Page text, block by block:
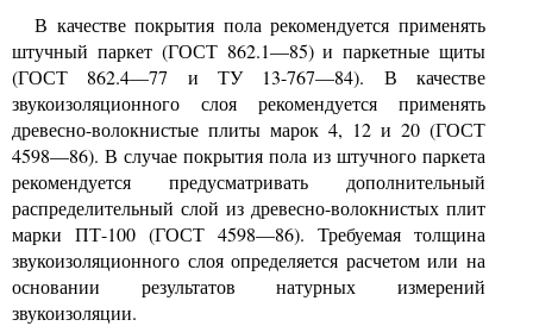
В качестве покрытия пола рекомендуется применять
штучный паркет (ГОСТ 862.1—85)ипаркетные щиты
(ГОСТ 862.4—77 и ТУ 13-767—84). В качестве
звукоизоляционного слоя рекомендуется применять
древесно-волокнистые плиты марок 4, 12 и 20 (ГОСТ
4598—86). В случае покрытия пола из штучного паркета
рекомендуется предусматривать дополнительный
распределительный слой из древесно-волокнистых плит
марки ПТ-100 (ГОСТ 4598—86). Требуемая толщина
звукоизоляционного слоя определяется расчетом или на
основании результатов натурных измерений
звукоизоляции.